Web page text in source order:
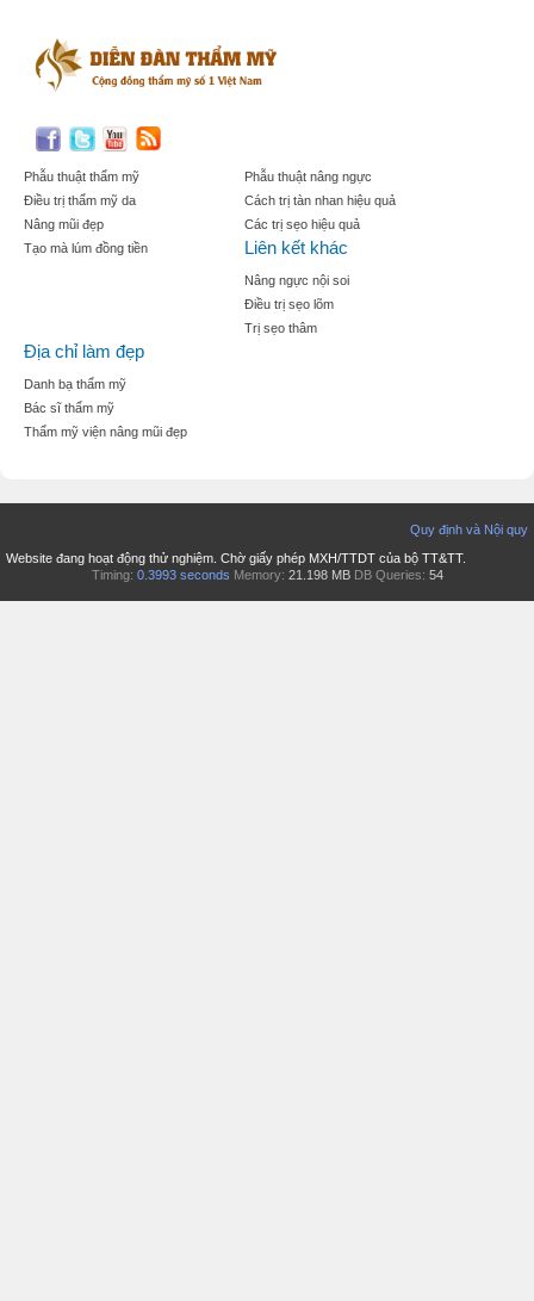
Phẫu thuật thẩm mỹ
Điều trị thẩm mỹ da
Nâng mũi đẹp
Tạo mà lúm đồng tiền
Phẫu thuật nâng ngực
Cách trị tàn nhan hiệu quả
Các trị sẹo hiệu quả
Liên kết khác
Nâng ngực nội soi
Điều trị sẹo lõm
Trị sẹo thâm
Địa chỉ làm đẹp
Danh bạ thẩm mỹ
Bác sĩ thẩm mỹ
Thẩm mỹ viện nâng mũi đẹp
Quy định và Nội quy
Website đang hoạt động thử nghiệm. Chờ giấy phép MXH/TTDT của bộ TT&TT.
Timing: 0.3993 seconds Memory: 21.198 MB DB Queries: 54